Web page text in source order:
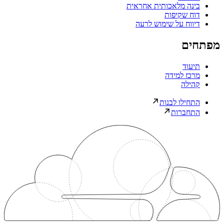
בינה מלאכותית אחראית
דוח שקיפות
דיווח על שימוש לרעה
מפתחים
תיעוד
מרכז למידה
קהילה
התחילו לבנות
התחברות